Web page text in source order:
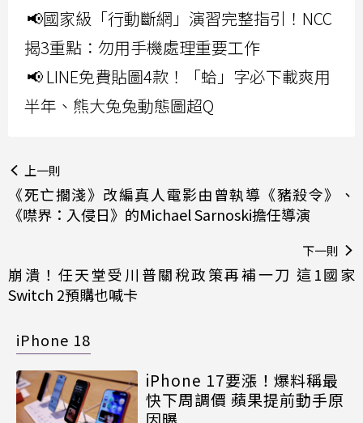
📢國家級「行動斷網」演習完整指引！NCC
揭3重點：勿用手機處理重要工作
📢 LINE免費貼圖4款！「蛤」字必下載爽用
半年、熊大兔兔動態圖超Q
上一則
《死亡擱淺》改編真人電影由曾執導《豬殺令》、
《噤界：入侵日》的Michael Sarnoski擔任導演
下一則
崩潰！任天堂受川普關稅政策再補一刀 這1國家
Switch 2預購也喊卡
iPhone 18
iPhone 17要漲！爆料稱最
快下周調價 蘋果提前動手原
因曝